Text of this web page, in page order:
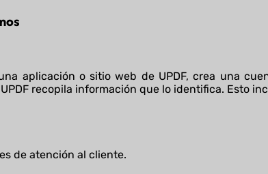
aplicación o sitio web de UPDF, crea una
recopila información que lo identifica. Esto
de atención al cliente.